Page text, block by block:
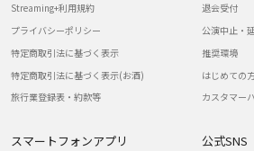
Streaming+利用規約
プライバシーポリシー
特定商取引法に基づく表示
特定商取引法に基づく表示(お酒)
旅行業登録表・約款等
退会受付
公演中止・
推奨環境
はじめての
カスタマー
スマートフォンアプリ 公式SNS